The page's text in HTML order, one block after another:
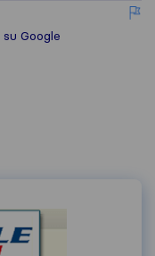
su Google